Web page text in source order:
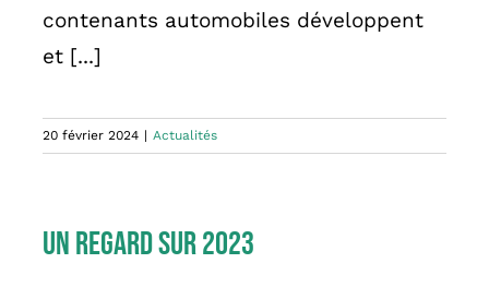
contenants automobiles développent
et [...]
20 février 2024 | Actualités
Un regard sur 2023